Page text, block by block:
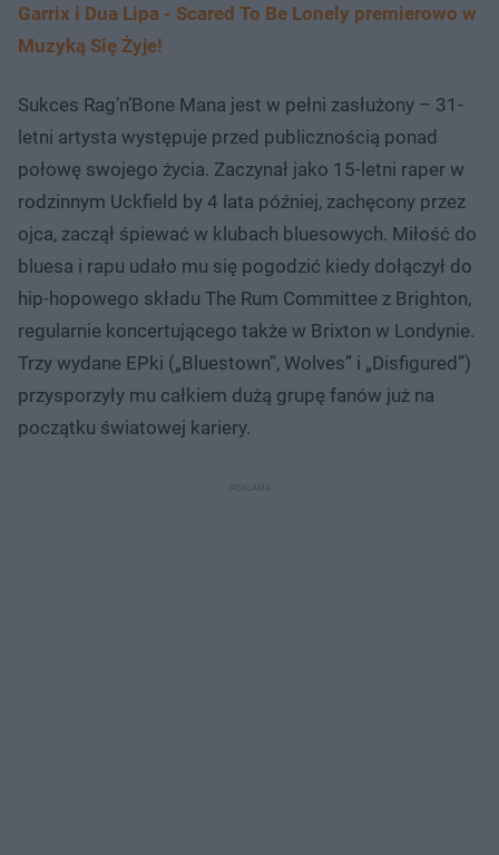
Garrix i Dua Lipa - Scared To Be Lonely premierowo w
Muzyką Się Żyje!
Sukces Rag’n’Bone Mana jest w pełni zasłużony – 31-
letni artysta występuje przed publicznością ponad
połowę swojego życia. Zaczynał jako 15-letni raper w
rodzinnym Uckfield by 4 lata później, zachęcony przez
ojca, zaczął śpiewać w klubach bluesowych. Miłość do
bluesa i rapu udało mu się pogodzić kiedy dołączył do
hip-hopowego składu The Rum Committee z Brighton,
regularnie koncertującego także w Brixton w Londynie.
Trzy wydane EPki („Bluestown”, Wolves” i „Disfigured”)
przysporzyły mu całkiem dużą grupę fanów już na
początku światowej kariery.